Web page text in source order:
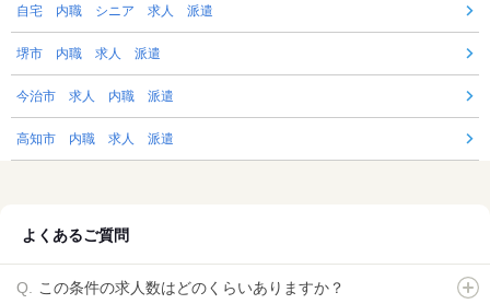
自宅 内職 シニア 求人 派遣
堺市 内職 求人 派遣
今治市 求人 内職 派遣
高知市 内職 求人 派遣
よくあるご質問
この条件の求人数はどのくらいありますか？